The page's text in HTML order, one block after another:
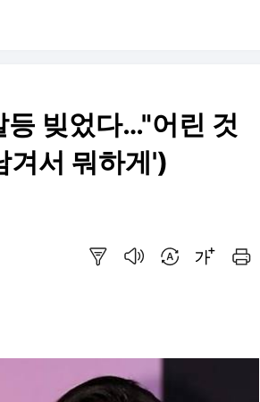
등 빚었다…"어린 것
겨서 뭐하게')